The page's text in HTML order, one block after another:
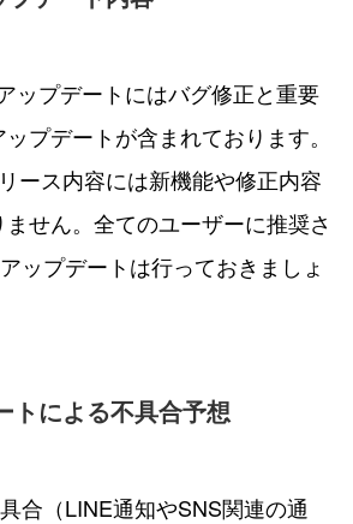
ップデートにはバグ修正と重要
プデートが含まれております。
ース内容には新機能や修正内容
せん。全てのユーザーに推奨さ
ップデートは行っておきましょ
トによる不具合予想
合（LINE通知やSNS関連の通